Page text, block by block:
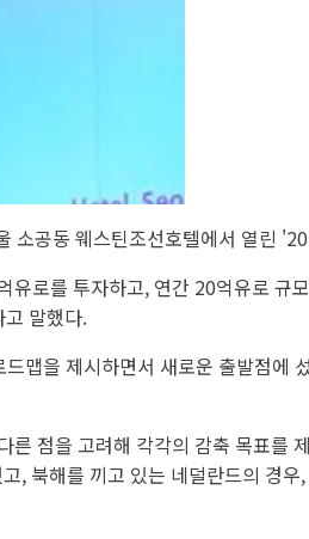
소공동 웨스틴조선호텔에서 열린
로를 투자하고, 연간 20억유로 규
말했다.
맵을 제시하면서 새로운 출발점에
점을 고려해 각각의 감축 목표를
, 북해를 끼고 있는 네덜란드의 경